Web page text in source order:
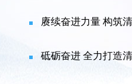
赓续奋进力量 构筑
砥砺奋进 全力打造